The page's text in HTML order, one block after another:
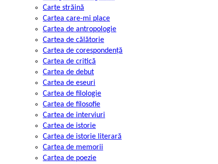
Carte străină
Cartea care-mi place
Cartea de antropologie
Cartea de călătorie
Cartea de corespondență
Cartea de critică
Cartea de debut
Cartea de eseuri
Cartea de filologie
Cartea de filosofie
Cartea de interviuri
Cartea de istorie
Cartea de istorie literară
Cartea de memorii
Cartea de poezie